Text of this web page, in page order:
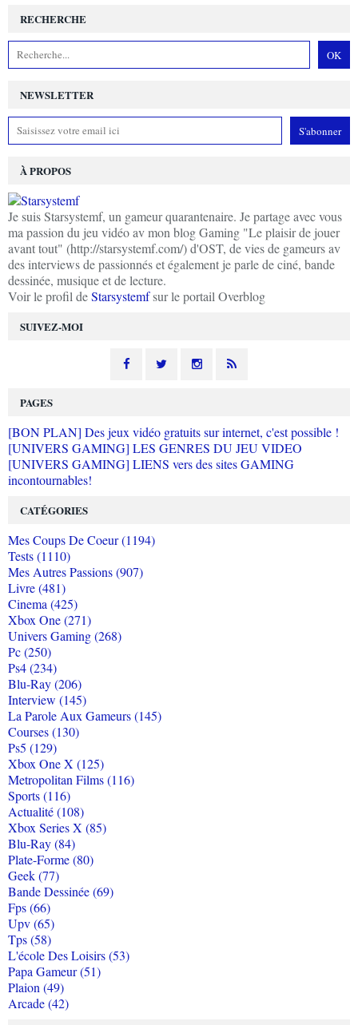
NEWSLETTER
SUIVEZ-MOI
RECHERCHE
À PROPOS
Je suis Starsystemf, un gameur quarantenaire. Je partage avec vous
ma passion du jeu vidéo av mon blog Gaming "Le plaisir de jouer
avant tout" (http://starsystemf.com/) d'OST, de vies de gameurs av
des interviews de passionnés et également je parle de ciné, bande
dessinée, musique et de lecture.
Voir le profil deStarsystemfsur le portail Overblog
PAGES
[BON PLAN] Des jeux vidéo gratuits sur internet, c'est possible !
[UNIVERS GAMING] LES GENRES DU JEU VIDEO
[UNIVERS GAMING] LIENS vers des sites GAMING
incontournables!
CATÉGORIES
Mes Coups De Coeur (1194)
Tests (1110)
Mes Autres Passions (907)
Livre (481)
Cinema (425)
Xbox One (271)
Univers Gaming (268)
Pc (250)
Ps4 (234)
Blu-Ray (206)
Interview (145)
La Parole Aux Gameurs (145)
Courses (130)
Ps5 (129)
Xbox One X (125)
Metropolitan Films (116)
Sports (116)
Actualité (108)
Xbox Series X (85)
Blu-Ray (84)
Plate-Forme (80)
Geek (77)
Bande Dessinée (69)
Fps (66)
Upv (65)
Tps (58)
L'école Des Loisirs (53)
Papa Gameur (51)
Plaion (49)
Arcade (42)